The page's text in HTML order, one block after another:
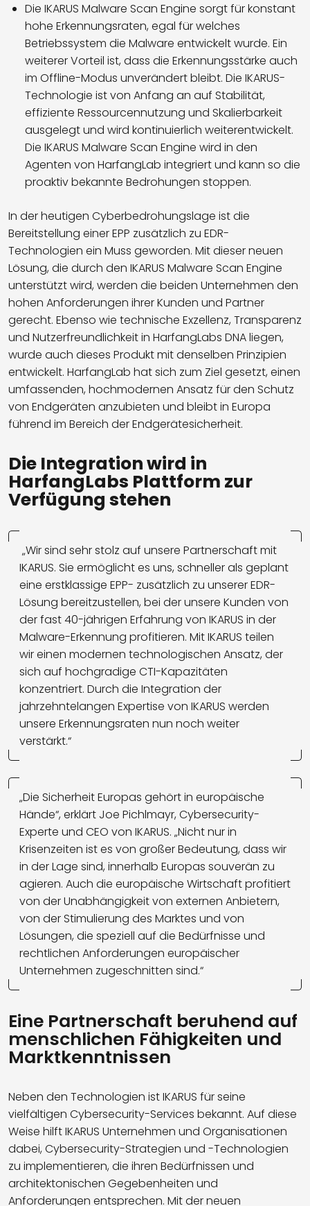
Die IKARUS Malware Scan Engine sorgt für konstant
hohe Erkennungsraten, egal für welches
Betriebssystem die Malware entwickelt wurde. Ein
weiterer Vorteil ist, dass die Erkennungsstärke auch
im Offline-Modus unverändert bleibt. Die IKARUS-
Technologie ist von Anfang an auf Stabilität,
effiziente Ressourcennutzung und Skalierbarkeit
ausgelegt und wird kontinuierlich weiterentwickelt.
Die IKARUS Malware Scan Engine wird in den
Agenten von HarfangLab integriert und kann so die
proaktiv bekannte Bedrohungen stoppen.
In der heutigen Cyberbedrohungslage ist die
Bereitstellung einer EPP zusätzlich zu EDR-
Technologien ein Muss geworden. Mit dieser neuen
Lösung, die durch den IKARUS Malware Scan Engine
unterstützt wird, werden die beiden Unternehmen den
hohen Anforderungen ihrer Kunden und Partner
gerecht. Ebenso wie technische Exzellenz, Transparenz
und Nutzerfreundlichkeit in HarfangLabs DNA liegen,
wurde auch dieses Produkt mit denselben Prinzipien
entwickelt. HarfangLab hat sich zum Ziel gesetzt, einen
umfassenden, hochmodernen Ansatz für den Schutz
von Endgeräten anzubieten und bleibt in Europa
führend im Bereich der Endgerätesicherheit.
Die Integration wird in
HarfangLabs Plattform zur
Verfügung stehen
„Wir sind sehr stolz auf unsere Partnerschaft mit
IKARUS. Sie ermöglicht es uns, schneller als geplant
eine erstklassige EPP- zusätzlich zu unserer EDR-
Lösung bereitzustellen, bei der unsere Kunden von
der fast 40-jährigen Erfahrung von IKARUS in der
Malware-Erkennung profitieren. Mit IKARUS teilen
wir einen modernen technologischen Ansatz, der
sich auf hochgradige CTI-Kapazitäten
konzentriert. Durch die Integration der
jahrzehntelangen Expertise von IKARUS werden
unsere Erkennungsraten nun noch weiter
verstärkt.“
„Die Sicherheit Europas gehört in europäische
Hände“, erklärt Joe Pichlmayr, Cybersecurity-
Experte und CEO von IKARUS. „Nicht nur in
Krisenzeiten ist es von großer Bedeutung, dass wir
in der Lage sind, innerhalb Europas souverän zu
agieren. Auch die europäische Wirtschaft profitiert
von der Unabhängigkeit von externen Anbietern,
von der Stimulierung des Marktes und von
Lösungen, die speziell auf die Bedürfnisse und
rechtlichen Anforderungen europäischer
Unternehmen zugeschnitten sind.“
Eine Partnerschaft beruhend auf
menschlichen Fähigkeiten und
Marktkenntnissen
Neben den Technologien ist IKARUS für seine
vielfältigen Cybersecurity-Services bekannt. Auf diese
Weise hilft IKARUS Unternehmen und Organisationen
dabei, Cybersecurity-Strategien und -Technologien
zu implementieren, die ihren Bedürfnissen und
architektonischen Gegebenheiten und
Anforderungen entsprechen. Mit der neuen